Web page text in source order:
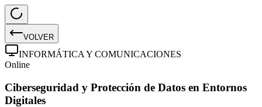
VOLVER
INFORMÁTICA Y COMUNICACIONES
Online
Ciberseguridad y Protección de Datos en Entornos
Digitales